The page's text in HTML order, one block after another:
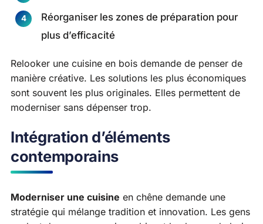
Réorganiser les zones de préparation pour
plus d’efficacité
Relooker une cuisine en bois demande de penser de
manière créative. Les solutions les plus économiques
sont souvent les plus originales. Elles permettent de
moderniser sans dépenser trop.
Intégration d’éléments
contemporains
Moderniser une cuisine en chêne demande une
stratégie qui mélange tradition et innovation. Les gens